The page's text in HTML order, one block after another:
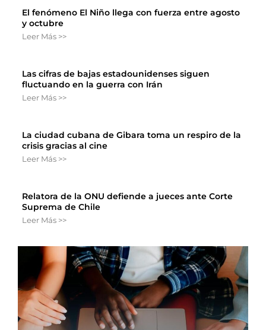
El fenómeno El Niño llega con fuerza entre agosto
y octubre
Leer Más >>
Las cifras de bajas estadounidenses siguen
fluctuando en la guerra con Irán
Leer Más >>
La ciudad cubana de Gibara toma un respiro de la
crisis gracias al cine
Leer Más >>
Relatora de la ONU defiende a jueces ante Corte
Suprema de Chile
Leer Más >>